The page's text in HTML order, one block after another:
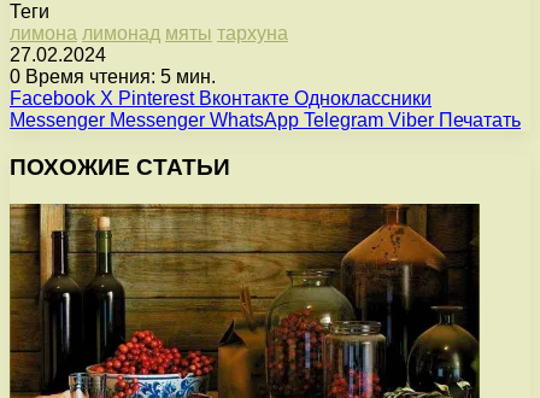
Теги
лимона лимонад мяты тархуна
27.02.2024
0 Время чтения: 5 мин.
Facebook X Pinterest Вконтакте Одноклассники
Messenger Messenger WhatsApp Telegram Viber Печатать
ПОХОЖИЕ СТАТЬИ